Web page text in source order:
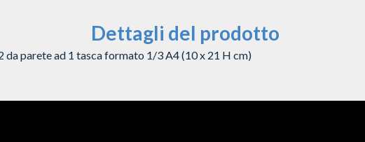
Dettagli del prodotto
da parete ad 1 tasca formato 1/3 A4 (10 x 21 H cm)